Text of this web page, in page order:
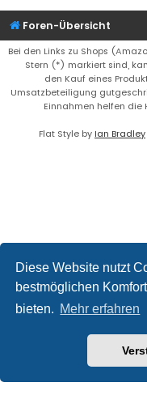
Diese Website nutzt
bestmöglichen
bieten. Mehr erfahren
Foren-Übersicht
Bei den Links zu Shops
Stern (*) markiert sind,
den Kauf eines
Umsatzbeteiligung
Einnahmen helfen die
Flat Style by Ian Bradley